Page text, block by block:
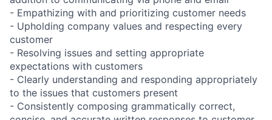
- Empathizing with and prioritizing customer needs
- Upholding company values and respecting every
customer
- Resolving issues and setting appropriate
expectations with customers
- Clearly understanding and responding appropriately
to the issues that customers present
- Consistently composing grammatically correct,